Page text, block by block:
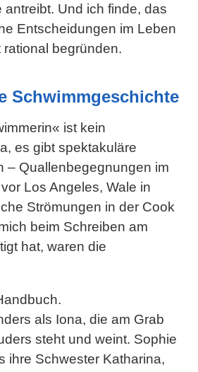
antreibt. Und ich finde, das
Entscheidungen im Leben
rational begründen.
Schwimmgeschichte
ist kein
es gibt spektakuläre
– Quallenbegegnungen im
Los Angeles, Wale in
Strömungen in der Cook
beim Schreiben am
hat, waren die
als Iona, die am Grab
steht und weint. Sophie
ihre Schwester Katharina,